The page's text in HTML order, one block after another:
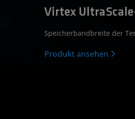
Virtex
Speicherbandbreite der
Produkt ansehen